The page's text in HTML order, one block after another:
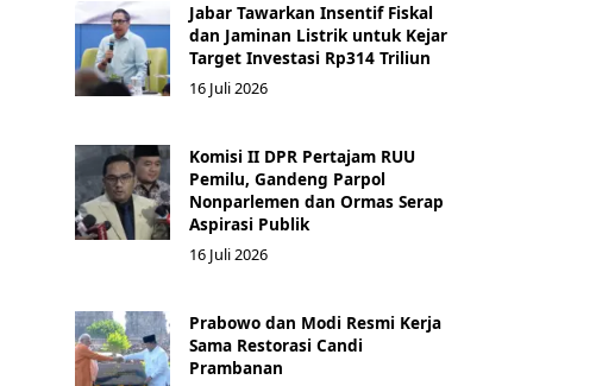
Jabar Tawarkan Insentif Fiskal
dan Jaminan Listrik untuk Kejar
Target Investasi Rp314 Triliun
16 Juli 2026
Komisi II DPR Pertajam RUU
Pemilu, Gandeng Parpol
Nonparlemen dan Ormas Serap
Aspirasi Publik
16 Juli 2026
Prabowo dan Modi Resmi Kerja
Sama Restorasi Candi
Prambanan